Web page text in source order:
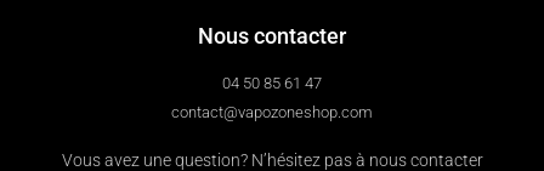
Nous contacter
04 50 85 61 47
contact@vapozoneshop.com
Vous avez une question? N’hésitez pas à nous contacter